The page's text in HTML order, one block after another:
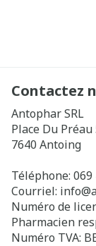
Contactez
Antophar SRL
Place Du Préau
7640 Antoing
Téléphone: 069
Courriel: info@
Numéro de
Pharmacien
Numéro TVA: